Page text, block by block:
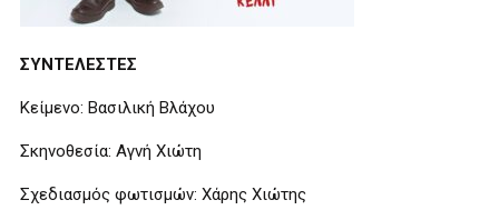
ΣΥΝΤΕΛΕΣΤΕΣ
Κείμενο: Βασιλική Βλάχου
Σκηνοθεσία: Αγνή Χιώτη
Σχεδιασμός φωτισμών: Χάρης Χιώτης